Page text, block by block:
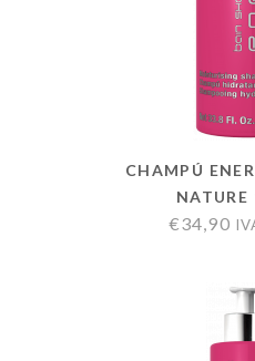
CHAMPÚ
NATURE
€34,90